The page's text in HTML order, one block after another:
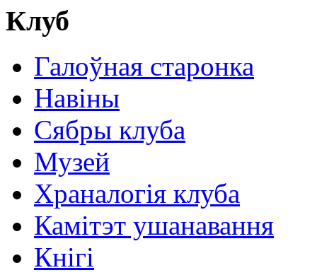
Клуб
Галоўная старонка
Навіны
Сябры клуба
Музей
Храналогія клуба
Камітэт ушанавання
Кнігі